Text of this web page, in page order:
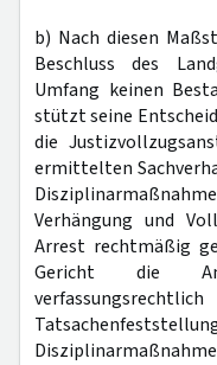
b) Nach diesen
Beschluss des
Umfang keinen
stützt seine
die
ermittelten
Verhängung und
Arrest rechtmäßig
Gericht die